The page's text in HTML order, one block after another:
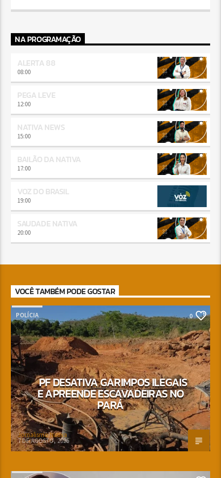
NA PROGRAMAÇÃO
ALERTA 88
08:00
PEGA LEVE
12:00
NATIVA NEWS
15:00
BAILÃO DA NATIVA
17:00
VOZ DO BRASIL
19:00
SAUDADE NATIVA
20:00
VOCÊ TAMBÉM PODE GOSTAR
POLÍCIA 0
PF DESATIVA GARIMPOS ILEGAIS
E APREENDE ESCAVADEIRAS NO
PARÁ
Jornalismo Nativa
7 DE AGOSTO, 2026